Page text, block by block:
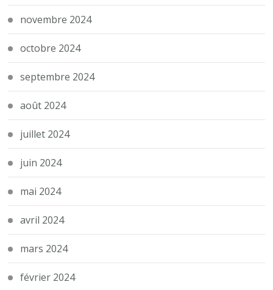
novembre 2024
octobre 2024
septembre 2024
août 2024
juillet 2024
juin 2024
mai 2024
avril 2024
mars 2024
février 2024